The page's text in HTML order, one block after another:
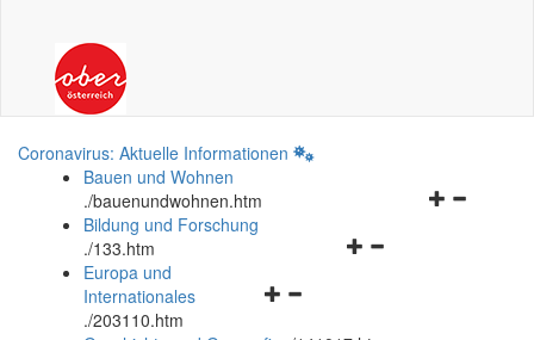
Coronavirus: Aktuelle Informationen
Bauen und Wohnen
./bauenundwohnen.htm
Navigationsmenü
Bildung und Forschung
./133.htm
Navigationsmenü
Europa und
Internationales
./203110.htm